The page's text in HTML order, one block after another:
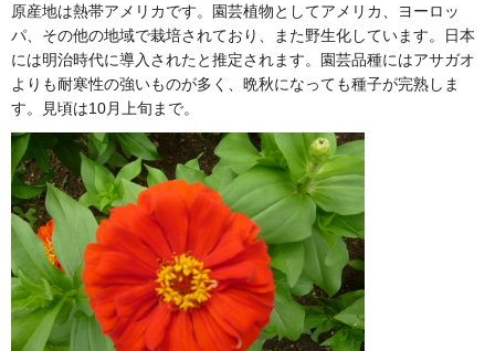
原産地は熱帯アメリカです。園芸植物としてアメリカ、ヨーロッ
パ、その他の地域で栽培されており、また野生化しています。日本
には明治時代に導入されたと推定されます。園芸品種にはアサガオ
よりも耐寒性の強いものが多く、晩秋になっても種子が完熟しま
す。見頃は10月上旬まで。